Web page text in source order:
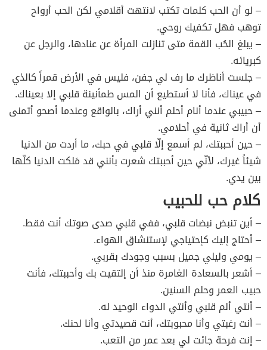
– لو أن الحب كلمات تكتب لانتهت أقلامي لكن الحب أرواح
توهب فهل تكفيك روحي.
– يبلغ الحُب القمة متى تنازلت المرأة عن عنادها، والرجل عن
كبريائه.
– جلست أناظرك ما رف لي جفن، فليس في الأرض قمراً كالذي
في عيناك، فأنا لا أستطيع أن المس طمأنينة قلبي إلا بعيناك.
– حبيبي عندما أنام أحلم أنني أراك، بالواقع وعندما أصحو أتمنى
أن أراك ثانية في أحلامي.
– حين أحببتك، لم أسمع إلّا قلبي في حبك، ما أردت من الدنيا
شيئاً غيرك، لأنّي حين أحببتك شعرت بأنني قد مَلكت الدنيا كلّها
بين يدي.
كلام حب للحبيب
– أين تنبض نبضات قلبي، ففي قلبي صدى صوتك أنت فقط.
– أحتاج إليك كإحتياجي لإستنشاق الهواء.
– يومي وليلي جميل بسبب وجودك بقربي.
– أشعر بالسعادة الغامرة منذ أن إلتقيت بك وأحببتك، فأنت
حبيب العمر وحلم السنين.
– أنتي ألم قلبي وأنتي الدواء الوحيد له.
– أنت رغبتي وأنا محبوبتك، أنت قصيدتي وأنا لحنك.
– إنت فرحة جائت لي بعد عمر من التعب.